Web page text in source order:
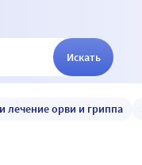
Искать
лечение орви и гриппа